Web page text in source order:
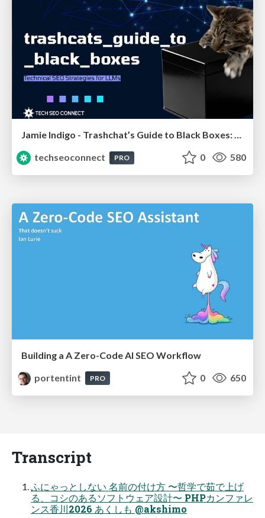
Jamie Indigo - Trashchat’s Guide to Black Boxes: Technical SEO Tactics for LLMs
techseoconnect
PRO 0 580
Building a A Zero-Code AI SEO Workflow
portentint
PRO 0 650
Transcript
ふにゃっとしない 名前の付け方 〜哲学で茹で上げ
る、コシのあるソフトウェア設計〜 PHPカンファレ
ンス香川2026 あくしも @akshimo